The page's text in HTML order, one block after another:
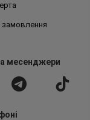
месенджери